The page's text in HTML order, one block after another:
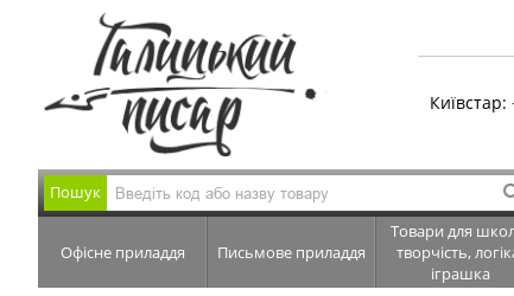
Київстар:
Пошук
Офісне приладдя Письмове приладдя
Товари для
творчість,
іграшка